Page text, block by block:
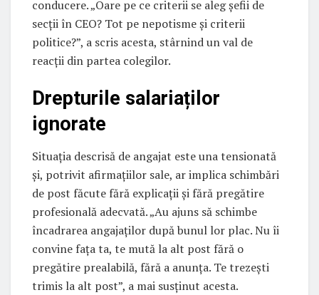
conducere. „Oare pe ce criterii se aleg șefii de
secții în CEO? Tot pe nepotisme și criterii
politice?”, a scris acesta, stârnind un val de
reacții din partea colegilor.
Drepturile salariaților
ignorate
Situația descrisă de angajat este una tensionată
și, potrivit afirmațiilor sale, ar implica schimbări
de post făcute fără explicații și fără pregătire
profesională adecvată. „Au ajuns să schimbe
încadrarea angajaților după bunul lor plac. Nu îi
convine fața ta, te mută la alt post fără o
pregătire prealabilă, fără a anunța. Te trezești
trimis la alt post”, a mai susținut acesta.